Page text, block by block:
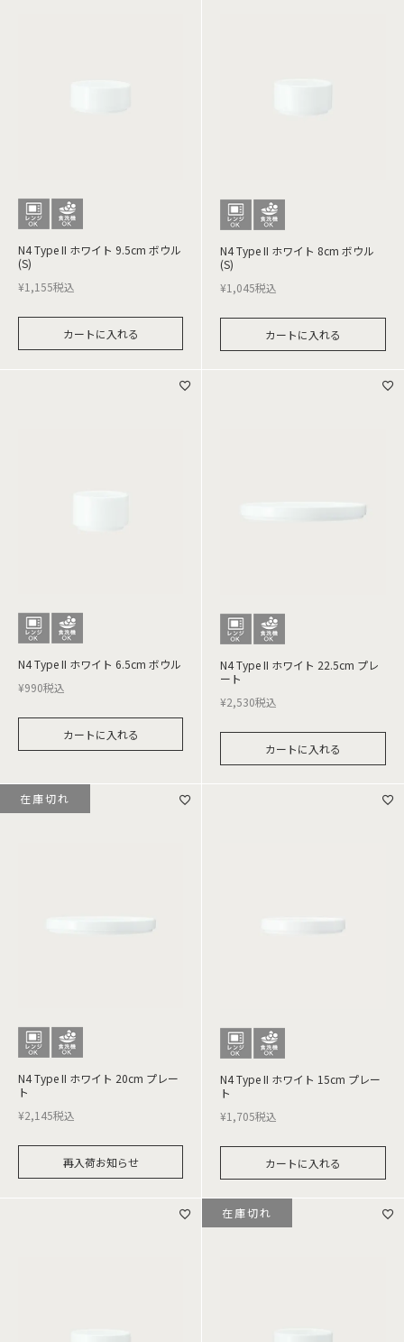
N4 Type II ホワイト 9.5cm ボウル
(S)
¥1,155税込
カートに入れる
N4 Type II ホワイト 8cm ボウル
(S)
¥1,045税込
カートに入れる
N4 Type II ホワイト 6.5cm ボウル
¥990税込
カートに入れる
N4 Type II ホワイト 22.5cm プレ
ート
¥2,530税込
カートに入れる
N4 Type II ホワイト 20cm プレー
ト
¥2,145税込
再入荷お知らせ
在庫切れ
N4 Type II ホワイト 15cm プレー
ト
¥1,705税込
カートに入れる
在庫切れ